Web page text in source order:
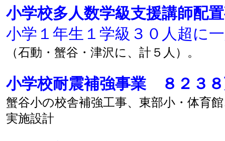
小学校多人数学級支援講師配
小学１年生１学級３０人超に
（石動・蟹谷・津沢に、計５人）。
小学校耐震補強事業 ８２３
蟹谷小の校舎補強工事、東部小・体育
実施設計